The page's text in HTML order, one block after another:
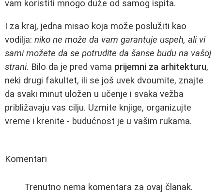
vam koristiti mnogo duže od samog ispita.
I za kraj, jedna misao koja može poslužiti kao
vodilja: niko ne može da vam garantuje uspeh, ali vi
sami možete da se potrudite da šanse budu na vašoj
strani. Bilo da je pred vama prijemni za arhitekturu,
neki drugi fakultet, ili se još uvek dvoumite, znajte
da svaki minut uložen u učenje i svaka vežba
približavaju vas cilju. Uzmite knjige, organizujte
vreme i krenite - budućnost je u vašim rukama.
Komentari
Trenutno nema komentara za ovaj članak.